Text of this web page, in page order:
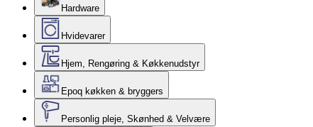
Hardware
Hvidevarer
Hjem, Rengøring & Køkkenudstyr
Epoq køkken & bryggers
Personlig pleje, Skønhed & Velvære